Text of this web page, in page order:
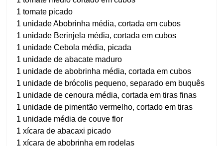
1 tomate picado
1 unidade Abobrinha média, cortada em cubos
1 unidade Berinjela média, cortada em cubos
1 unidade Cebola média, picada
1 unidade de abacate maduro
1 unidade de abobrinha média, cortada em cubos
1 unidade de brócolis pequeno, separado em buquês
1 unidade de cenoura média, cortada em tiras finas
1 unidade de pimentão vermelho, cortado em tiras
1 unidade média de couve flor
1 xícara de abacaxi picado
1 xícara de abobrinha em rodelas